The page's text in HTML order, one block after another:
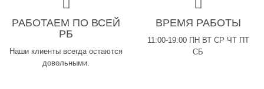
РАБОТАЕМ ПО ВСЕЙ
РБ
Наши клиенты всегда остаются
довольными.
ВРЕМЯ РАБОТЫ
11:00-19:00 ПН ВТ СР ЧТ ПТ
СБ